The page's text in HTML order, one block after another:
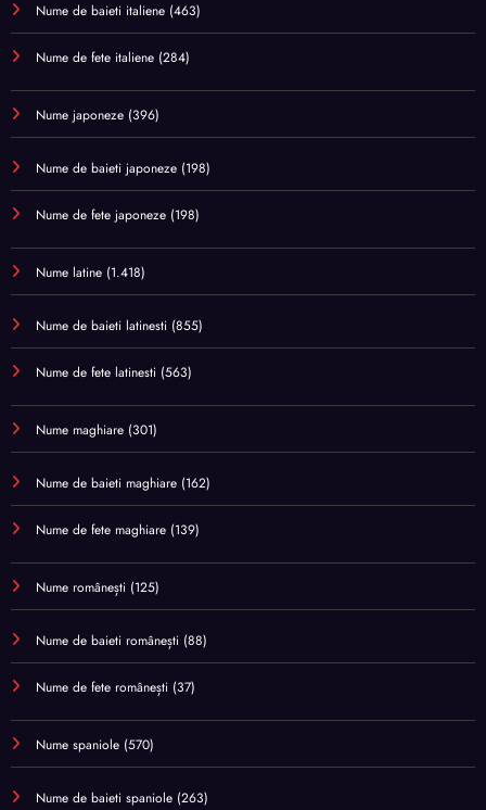
Nume de baieti italiene (463)
Nume de fete italiene (284)
Nume japoneze (396)
Nume de baieti japoneze (198)
Nume de fete japoneze (198)
Nume latine (1.418)
Nume de baieti latinesti (855)
Nume de fete latinesti (563)
Nume maghiare (301)
Nume de baieti maghiare (162)
Nume de fete maghiare (139)
Nume românești (125)
Nume de baieti românești (88)
Nume de fete românești (37)
Nume spaniole (570)
Nume de baieti spaniole (263)